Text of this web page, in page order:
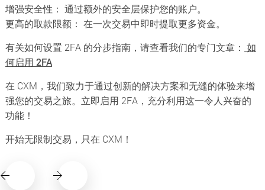
增强安全性： 通过额外的安全层保护您的账户。
更高的取款限额： 在一次交易中即时提取更多资金。
有关如何设置 2FA 的分步指南，请查看我们的专门文章： 如
何启用 2FA
在 CXM，我们致力于通过创新的解决方案和无缝的体验来增
强您的交易之旅。立即启用 2FA，充分利用这一令人兴奋的
功能！
开始无限制交易，只在 CXM！